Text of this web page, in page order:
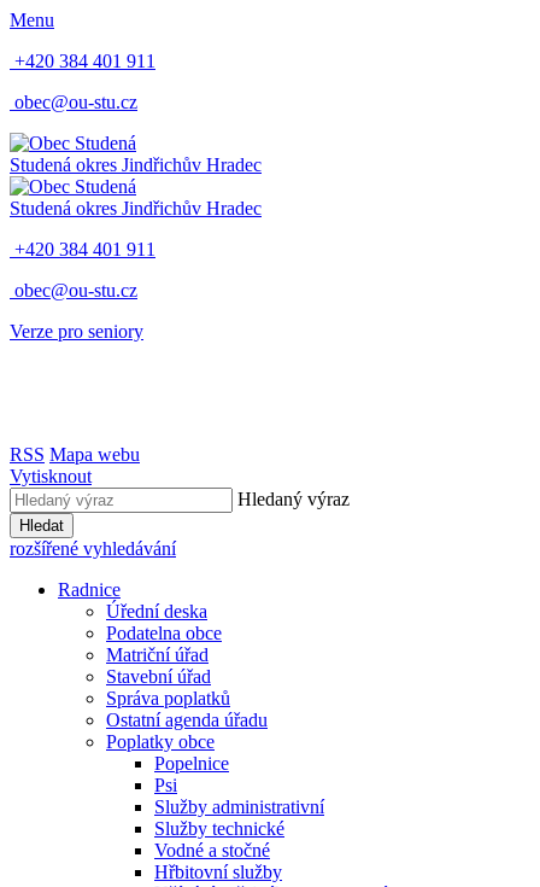
Menu
+420 384 401 911
obec@ou-stu.cz
Studená okres Jindřichův Hradec
Studená okres Jindřichův Hradec
+420 384 401 911
obec@ou-stu.cz
Verze pro seniory
RSS Mapa webu
Vytisknout
Hledaný výraz
Hledat
rozšířené vyhledávání
Radnice
Úřední deska
Podatelna obce
Matriční úřad
Stavební úřad
Správa poplatků
Ostatní agenda úřadu
Poplatky obce
Popelnice
Psi
Služby administrativní
Služby technické
Vodné a stočné
Hřbitovní služby